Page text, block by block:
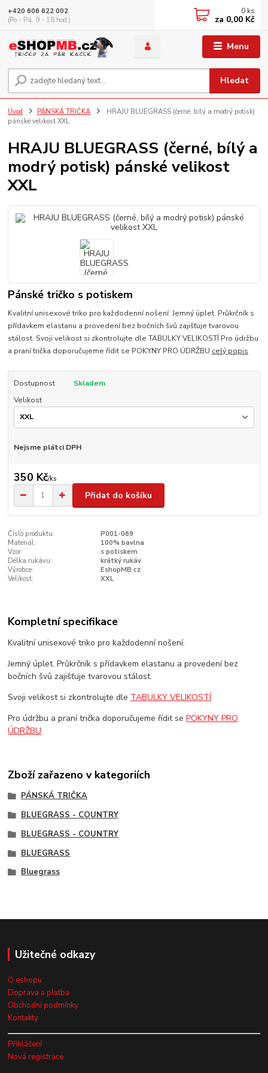
Menu
Hledat
+420 606 622 002
(Po - Pá, 9 - 18 hod.)
0 ks
za 0,00 Kč
Úvod PÁNSKÁ TRIČKA
HRAJU BLUEGRASS (černé, bílý a modrý potisk)
pánské velikost XXL
HRAJU BLUEGRASS (černé, bílý a
modrý potisk) pánské velikost
XXL
Pánské tričko s potiskem
Kvalitní unisexové triko pro každodenní nošení. Jemný úplet. Průkrčník s
přídavkem elastanu a provedení bez bočních švů zajišťuje tvarovou
stálost. Svoji velikost si zkontrolujte dle TABULKY VELIKOSTÍ Pro údržbu
a praní trička doporučujeme řídit se POKYNY PRO ÚDRŽBU celý popis
Dostupnost
Skladem
Velikost
Nejsme plátci DPH
350 Kč/ks
Přidat do košíku
Číslo produktu:
P001-069
Materiál:
100% bavlna
Vzor:
s potiskem
Délka rukávu:
krátký rukáv
Výrobce:
EshopMB.cz
Velikost:
XXL
Kompletní specifikace
Kvalitní unisexové triko pro každodenní nošení.
Jemný úplet. Průkrčník s přídavkem elastanu a provedení bez
bočních švů zajišťuje tvarovou stálost.
Svoji velikost si zkontrolujte dle TABULKY VELIKOSTÍ
Pro údržbu a praní trička doporučujeme řídit sePOKYNY PRO
ÚDRŽBU
Zboží zařazeno v kategoriích
PÁNSKÁ TRIČKA
BLUEGRASS - COUNTRY
BLUEGRASS - COUNTRY
BLUEGRASS
Bluegrass
Užitečné odkazy
O eshopu
Doprava a platba
Obchodní podmínky
Kontakty
Přihlášení
Nová registrace